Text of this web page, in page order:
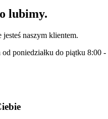
lubimy.
naszym klientem.
poniedziałku do piątku 8:00 -